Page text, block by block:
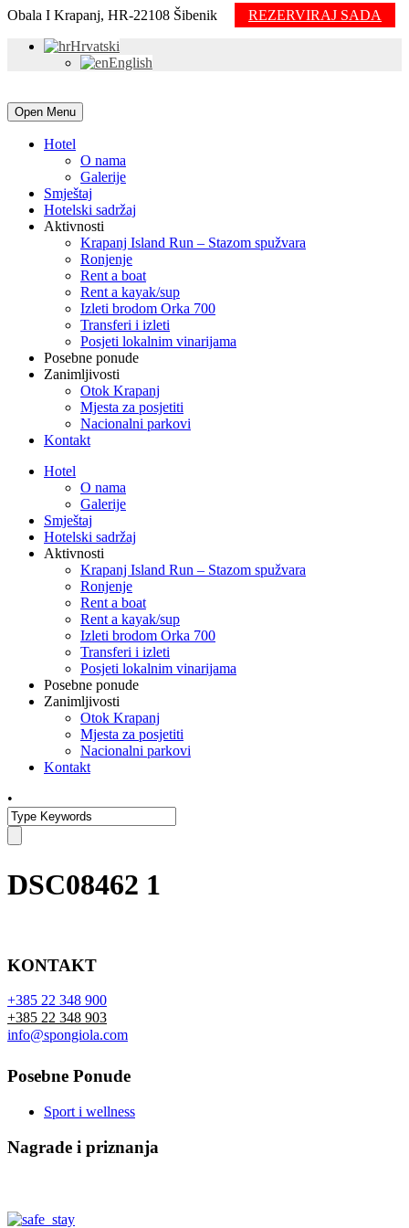
Obala I Krapanj, HR-22108 Šibenik
REZERVIRAJ SADA
Hrvatski
English
Open Menu
Hotel
O nama
Galerije
Smještaj
Hotelski sadržaj
Aktivnosti
Krapanj Island Run – Stazom spužvara
Ronjenje
Rent a boat
Rent a kayak/sup
Izleti brodom Orka 700
Transferi i izleti
Posjeti lokalnim vinarijama
Posebne ponude
Zanimljivosti
Otok Krapanj
Mjesta za posjetiti
Nacionalni parkovi
Kontakt
Hotel
O nama
Galerije
Smještaj
Hotelski sadržaj
Aktivnosti
Krapanj Island Run – Stazom spužvara
Ronjenje
Rent a boat
Rent a kayak/sup
Izleti brodom Orka 700
Transferi i izleti
Posjeti lokalnim vinarijama
Posebne ponude
Zanimljivosti
Otok Krapanj
Mjesta za posjetiti
Nacionalni parkovi
Kontakt
•
DSC08462 1
KONTAKT
+385 22 348 900
+385 22 348 903
info@spongiola.com
Posebne Ponude
Sport i wellness
Nagrade i priznanja